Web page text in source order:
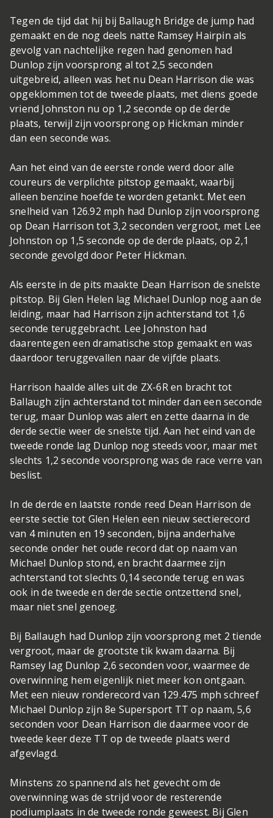
Tegen de tijd dat hij bij Ballaugh Bridge de jump had
gemaakt en de nog deels natte Ramsey Hairpin als
gevolg van nachtelijke regen had genomen had
Dunlop zijn voorsprong al tot 2,5 seconden
uitgebreid, alleen was het nu Dean Harrison die was
opgeklommen tot de tweede plaats, met diens goede
vriend Johnston nu op 1,2 seconde op de derde
plaats, terwijl zijn voorsprong op Hickman minder
dan een seconde was.
Aan het eind van de eerste ronde werd door alle
coureurs de verplichte pitstop gemaakt, waarbij
alleen benzine hoefde te worden getankt. Met een
snelheid van 126.92 mph had Dunlop zijn voorsprong
op Dean Harrison tot 3,2 seconden vergroot, met Lee
Johnston op 1,5 seconde op de derde plaats, op 2,1
seconde gevolgd door Peter Hickman.
Als eerste in de pits maakte Dean Harrison de snelste
pitstop. Bij Glen Helen lag Michael Dunlop nog aan de
leiding, maar had Harrison zijn achterstand tot 1,6
seconde teruggebracht. Lee Johnston had
daarentegen een dramatische stop gemaakt en was
daardoor teruggevallen naar de vijfde plaats.
Harrison haalde alles uit de ZX-6R en bracht tot
Ballaugh zijn achterstand tot minder dan een seconde
terug, maar Dunlop was alert en zette daarna in de
derde sectie weer de snelste tijd. Aan het eind van de
tweede ronde lag Dunlop nog steeds voor, maar met
slechts 1,2 seconde voorsprong was de race verre van
beslist.
In de derde en laatste ronde reed Dean Harrison de
eerste sectie tot Glen Helen een nieuw sectierecord
van 4 minuten en 19 seconden, bijna anderhalve
seconde onder het oude record dat op naam van
Michael Dunlop stond, en bracht daarmee zijn
achterstand tot slechts 0,14 seconde terug en was
ook in de tweede en derde sectie ontzettend snel,
maar niet snel genoeg.
Bij Ballaugh had Dunlop zijn voorsprong met 2 tiende
vergroot, maar de grootste tik kwam daarna. Bij
Ramsey lag Dunlop 2,6 seconden voor, waarmee de
overwinning hem eigenlijk niet meer kon ontgaan.
Met een nieuw ronderecord van 129.475 mph schreef
Michael Dunlop zijn 8e Supersport TT op naam, 5,6
seconden voor Dean Harrison die daarmee voor de
tweede keer deze TT op de tweede plaats werd
afgevlagd.
Minstens zo spannend als het gevecht om de
overwinning was de strijd voor de resterende
podiumplaats in de tweede ronde geweest. Bij Glen